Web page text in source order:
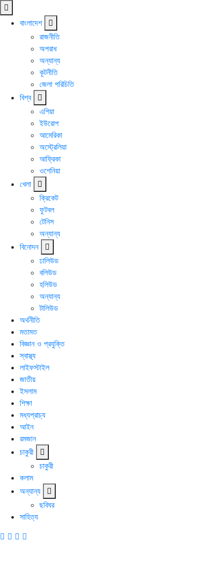
বাংলাদেশ
রাজনীতি
অপরাধ
অন্যান্য
কূটনীতি
জেলা পরিচিতি
বিশ্ব
এশিয়া
ইউরোপ
আমেরিকা
অস্ট্রেলিয়া
আফ্রিকা
ওশেনিয়া
খেলা
ক্রিকেট
ফুটবল
টেনিস
অন্যান্য
বিনোদন
ঢালিউড
বলিউড
হলিউড
অন্যান্য
টালিউড
অর্থনীতি
মতামত
বিজ্ঞান ও প্রযুক্তি
স্বাস্থ্য
লাইফস্টাইল
জাতীয়
ইসলাম
শিক্ষা
মধ্যপ্রাচ্য
আইন
রমজান
চাকুরী
চাকুরী
কলাম
অন্যান্য
ছবিঘর
সাহিত্য